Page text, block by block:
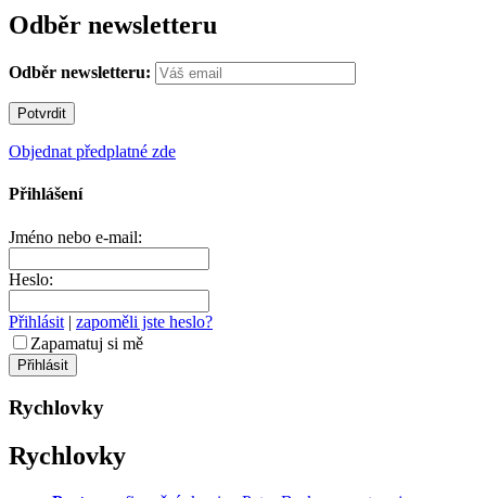
Odběr newsletteru
Odběr newsletteru:
Objednat předplatné zde
Přihlášení
Jméno nebo e-mail:
Heslo:
Přihlásit | zapoměli jste heslo?
Zapamatuj si mě
Rychlovky
Rychlovky